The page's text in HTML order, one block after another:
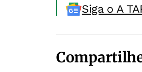
Siga o A